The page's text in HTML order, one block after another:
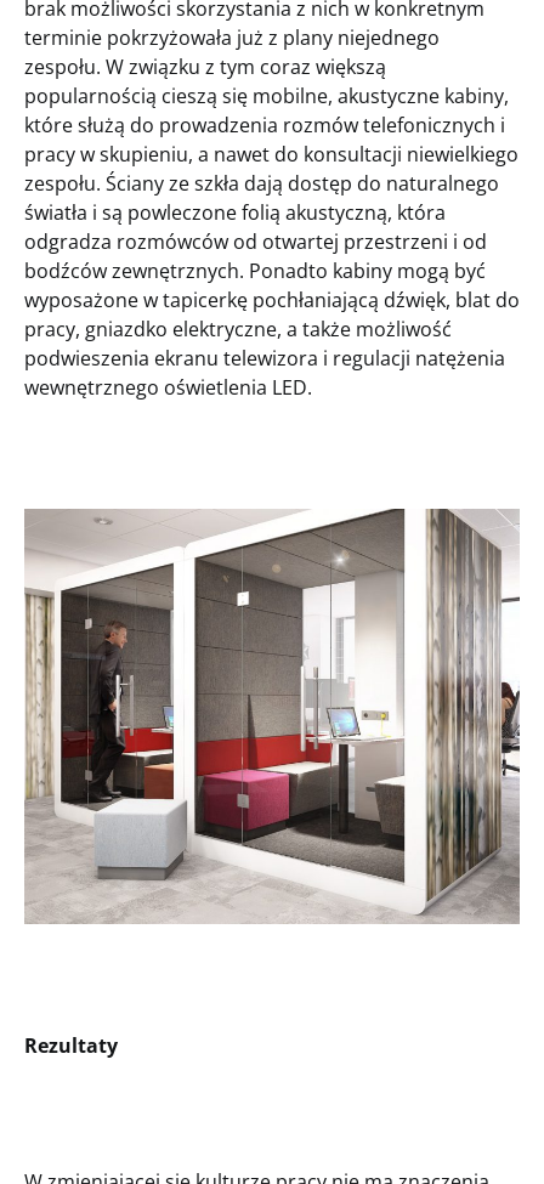
brak możliwości skorzystania z nich w konkretnym
terminie pokrzyżowała już z plany niejednego
zespołu. W związku z tym coraz większą
popularnością cieszą się mobilne, akustyczne kabiny,
które służą do prowadzenia rozmów telefonicznych i
pracy w skupieniu, a nawet do konsultacji niewielkiego
zespołu. Ściany ze szkła dają dostęp do naturalnego
światła i są powleczone folią akustyczną, która
odgradza rozmówców od otwartej przestrzeni i od
bodźców zewnętrznych. Ponadto kabiny mogą być
wyposażone w tapicerkę pochłaniającą dźwięk, blat do
pracy, gniazdko elektryczne, a także możliwość
podwieszenia ekranu telewizora i regulacji natężenia
wewnętrznego oświetlenia LED.
Rezultaty